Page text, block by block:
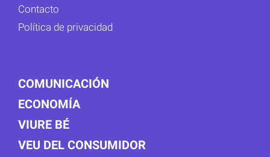
Contacto
Política de privacidad
COMUNICACIÓN
ECONOMÍA
VIURE BÉ
VEU DEL CONSUMIDOR